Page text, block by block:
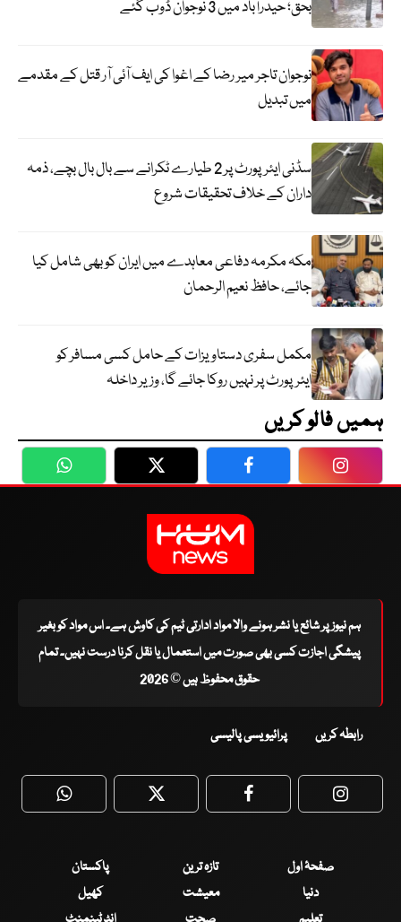
بحق؛ حیدرآباد میں 3 نوجوان ڈوب گئے
نوجوان تاجر میر رضا کے اغوا کی ایف آئی آر قتل کے مقدمے
میں تبدیل
سڈنی ایئرپورٹ پر 2 طیارے ٹکرانے سے بال بال بچے، ذمہ
داران کے خلاف تحقیقات شروع
مکہ مکرمہ دفاعی معاہدے میں ایران کو بھی شامل کیا
جائے، حافظ نعیم الرحمان
مکمل سفری دستاویزات کے حامل کسی مسافر کو
ایئرپورٹ پر نہیں روکا جائے گا، وزیر داخلہ
ہمیں فالو کریں
WhatsApp Twitter Facebook
ہم نیوز پر شائع یا نشر ہونے والا مواد ادارتی ٹیم کی کاوش ہے۔ اس مواد کو بغیر
پیشگی اجازت کسی بھی صورت میں استعمال یا نقل کرنا درست نہیں۔ تمام
حقوق محفوظ ہیں © 2026
رابطہ کریں پرائیویسی پالیسی
WhatsApp Twitter Facebook
صفحۂ اول تازہ ترین
پاکستان
دنیا
معیشت
کھیل